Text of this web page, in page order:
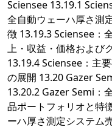
Sciensee 13.19.1
全自動ウェーハ厚さ測
徴 13.19.3 Sciensee：
上・収益・価格および
13.19.4 Sciensee：主
の展開 13.20 Gazer
13.20.2 Gazer Semi：
品ポートフォリオと特
ーハ厚さ測定システム